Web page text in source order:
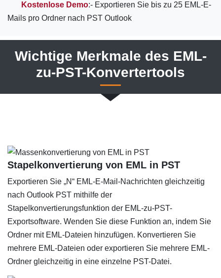
Kostenlose Demo:- Exportieren Sie bis zu 25 EML-E-
Mails pro Ordner nach PST Outlook
Wichtige Merkmale des EML-
zu-PST-Konvertertools
Stapelkonvertierung von EML in PST
Exportieren Sie „N“ EML-E-Mail-Nachrichten gleichzeitig
nach Outlook PST mithilfe der
Stapelkonvertierungsfunktion der EML-zu-PST-
Exportsoftware. Wenden Sie diese Funktion an, indem Sie
Ordner mit EML-Dateien hinzufügen. Konvertieren Sie
mehrere EML-Dateien oder exportieren Sie mehrere EML-
Ordner gleichzeitig in eine einzelne PST-Datei.